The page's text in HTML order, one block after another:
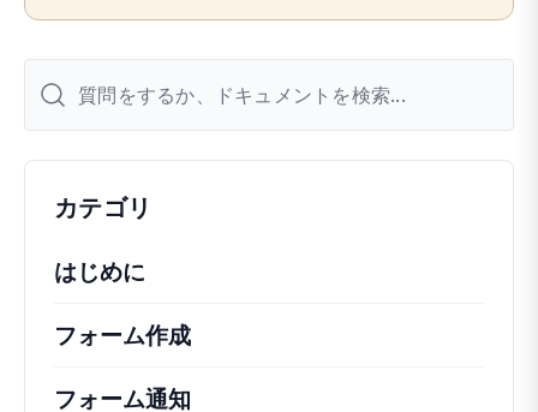
カテゴリ
はじめに
フォーム作成
フォーム通知